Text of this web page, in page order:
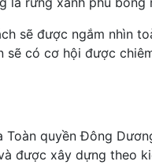
sẽ được ngắm nhìn
sẽ có cơ hội được
Toàn quyền Đông
được xây dựng theo